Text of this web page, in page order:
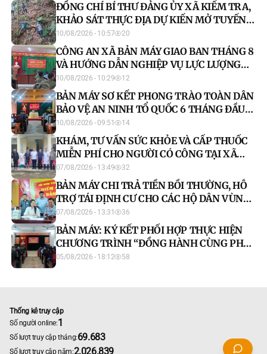
ĐỒNG CHÍ BÍ THƯ ĐẢNG ỦY XÃ KIỂM TRA,
KHẢO SÁT THỰC ĐỊA DỰ KIẾN MỞ TUYẾN
ĐƯỜNG DÂN SINH
10/08/2026 - 10:57 20
CÔNG AN XÃ BẢN MÁY GIAO BAN THÁNG 8
VÀ HƯỚNG DẪN NGHIỆP VỤ LỰC LƯỢNG
THAM GIA BẢO VỆ AN NINH, TRẬT TỰ Ở CƠ
SỞ
10/08/2026 - 10:29 12
BẢN MÁY SƠ KẾT PHONG TRÀO TOÀN DÂN
BẢO VỆ AN NINH TỔ QUỐC 6 THÁNG ĐẦU
NĂM 2026
10/08/2026 - 09:51 14
KHÁM, TƯ VẤN SỨC KHỎE VÀ CẤP THUỐC
MIỄN PHÍ CHO NGƯỜI CÓ CÔNG TẠI XÃ
BẢN MÁY
07/08/2026 - 13:49 32
BẢN MÁY CHI TRẢ TIỀN BỒI THƯỜNG, HỖ
TRỢ TÁI ĐỊNH CƯ CHO CÁC HỘ DÂN VÙNG
DỰ ÁN
07/08/2026 - 13:31 36
BẢN MÁY: KÝ KẾT PHỐI HỢP THỰC HIỆN
CHƯƠNG TRÌNH “ĐỒNG HÀNH CÙNG PHỤ
NỮ BIÊN CƯƠNG” GIAI ĐOẠN 2026-2030
05/08/2026 - 18:12 58
Thống kê truy cập
Số người online:1
Số lượt truy cập tháng:69.683
Số lượt truy cập năm:2.026.839